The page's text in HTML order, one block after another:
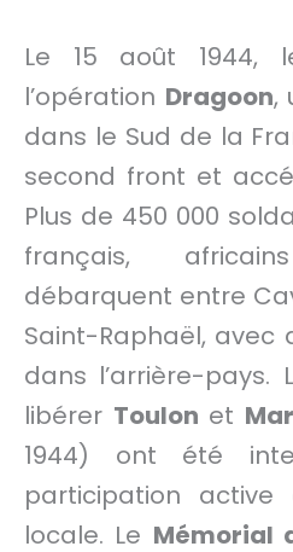
Le 15 août 1944,
l’opération Dragoon,
dans le Sud de la
second front et
Plus de 450 000
français,
débarquent entre
Saint-Raphaël, avec
dans l’arrière-pays.
libérer Toulon et
1944) ont été
participation active
locale. Le Mémorial